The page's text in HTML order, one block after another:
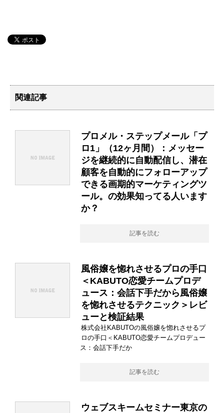
関連記事
プロメル・ステップメール「プ
ロ1」（12ヶ月間）：メッセー
ジを継続的に自動配信し、潜在
顧客を自動的にフォローアップ
できる画期的マーケティングツ
ール。の効果知ってる人います
か？
記事を読む
風俗嬢を惚れさせるプロの手口
＜KABUTO恋愛チームプロデ
ュース：会話下手だから風俗嬢
を惚れさせるテクニック＞レビ
ューと検証結果
株式会社KABUTOの風俗嬢を惚れさせるプ
ロの手口＜KABUTO恋愛チームプロデュー
ス：会話下手だか
記事を読む
ウェブスキームセミナー東京の